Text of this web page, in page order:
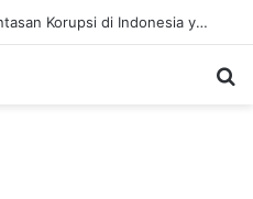
Peran KPK dalam Pemberantasan Korupsi di Indonesia yang Efektif dan Terukur